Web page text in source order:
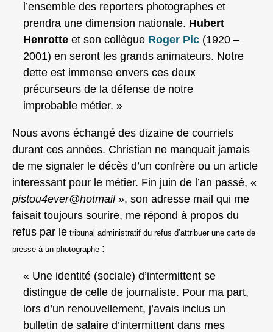
l’ensemble des reporters photographes et
prendra une dimension nationale. Hubert
Henrotte et son collègue Roger Pic (1920 –
2001) en seront les grands animateurs. Notre
dette est immense envers ces deux
précurseurs de la défense de notre
improbable métier. »
Nous avons échangé des dizaine de courriels
durant ces années. Christian ne manquait jamais
de me signaler le décès d’un confrère ou un article
interessant pour le métier. Fin juin de l’an passé, «
pistou4ever@hotmail», son adresse mail qui me
faisait toujours sourire, me répond à propos du
refus par le tribunal administratif du refus d’attribuer une carte de
presse à un photographe :
« Une identité (sociale) d’intermittent se
distingue de celle de journaliste. Pour ma part,
lors d’un renouvellement, j’avais inclus un
bulletin de salaire d’intermittent dans mes